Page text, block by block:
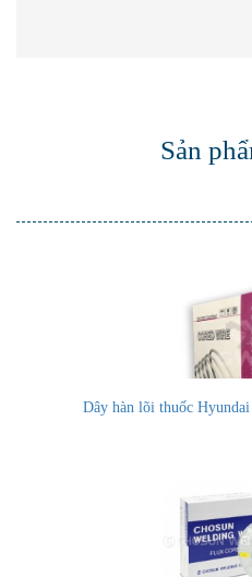
Sản
Dây hàn lõi thuốc